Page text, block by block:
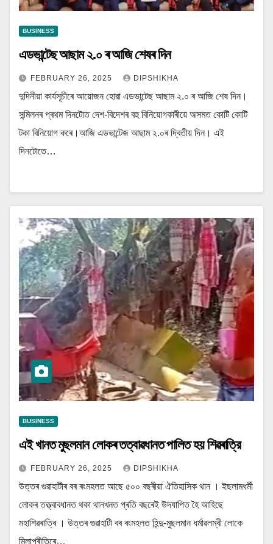
BUSINESS
এডভান্টেছ আছাম ২.০ ৰ আজি শেষৰ দিন
FEBRUARY 26, 2025 DIPSHIKHA
দুদিনীয়া কাৰ্যসূচীৰে আয়োজন হোৱা এডভান্টেছ আছাম ২.০ ৰ আজি শেষ দিন।
সন্মিলনৰ প্ৰথম দিনটোত দেশ-বিদেশৰ বহু বিনিয়োগকাৰীয়ে অসমত কোটি কোটি
টকা বিনিয়োগ কৰে।আজি এডভান্টেজ আছাম ২.০ৰ দ্বিতীয় দিন। এই
দিনটোতে…
BUSINESS
এই খানত মুছলমান লোকৰ তত্বাৱধানত পালিত হয় শিৱৰাত্রি
FEBRUARY 26, 2025 DIPSHIKHA
উত্তৰ গুৱাহাটীৰ বৰ ৰংমহলত আছে ৫০০ বছৰীয়া ঐতিহাসিক থান । ইছলামধৰ্মী
লোকৰ তত্ত্বাবধানত থকা থানখনত প্ৰতি বছৰেই উদযাপিত হৈ আহিছে
মহাশিৱৰাত্ৰি । উত্তৰ গুৱাহাটী বৰ ৰংমহলত হিন্দু-মুছলমান ধৰ্মাৱলম্বী লোকে
মিলাপ্ৰীতিৰে…